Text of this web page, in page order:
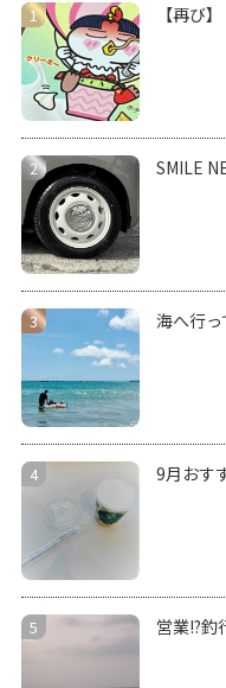
【再び
SMILE
海へ行っ
9月おす
営業!?釣